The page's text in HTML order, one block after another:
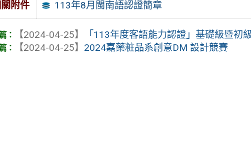
附件 113年8月閩南語認證簡章
【2024-04-25】
「113年度客語能力認證」基礎級暨初
【2024-04-25】 2024嘉藥粧品系創意DM 設計競賽